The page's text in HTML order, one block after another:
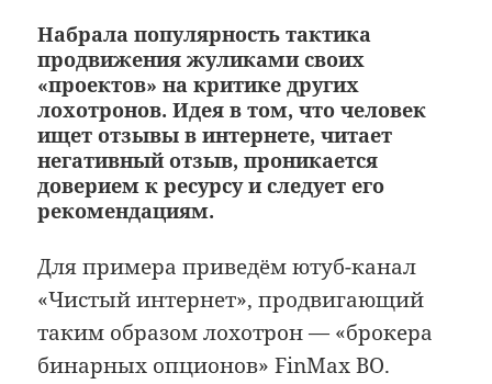
Набрала популярность тактика
продвижения жуликами своих
«проектов» на критике других
лохотронов. Идея в том, что человек
ищет отзывы в интернете, читает
негативный отзыв, проникается
доверием к ресурсу и следует его
рекомендациям.
Для примера приведём ютуб-канал
«Чистый интернет», продвигающий
таким образом лохотрон — «брокера
бинарных опционов» FinMax BO.